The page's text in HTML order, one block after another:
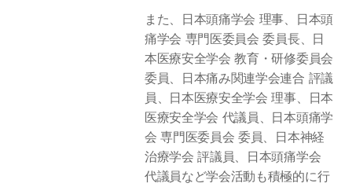
また、日本頭痛学会 理事、日本頭
痛学会 専門医委員会 委員長、日
本医療安全学会 教育・研修委員会
委員、日本痛み関連学会連合 評議
員、日本医療安全学会 理事、日本
医療安全学会 代議員、日本頭痛学
会 専門医委員会 委員、日本神経
治療学会 評議員、日本頭痛学会
代議員など学会活動も積極的に行